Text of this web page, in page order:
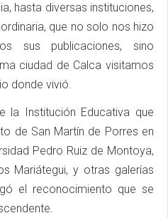
hasta diversas instituciones,
que no solo nos hizo
sus publicaciones, sino
ciudad de Calca visitamos
donde vivió.
la Institución Educativa que
de San Martín de Porres en
Pedro Ruiz de Montoya,
Mariátegui, y otras galerías
el reconocimiento que se